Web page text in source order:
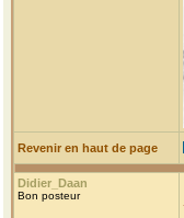
Revenir en haut de page
Didier_Daan
Bon posteur